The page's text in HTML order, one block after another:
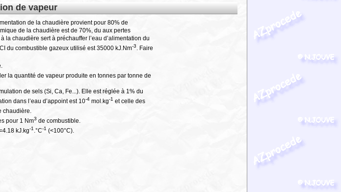
de vapeur
de la chaudière provient pour 80% de
de la chaudière est de 70%, du aux pertes
la chaudière sert à préchauffer l’eau d’alimentation du
du combustible gazeux utilisé est 35000 kJ.Nm-3
. Faire
la quantité de vapeur produite en tonnes par tonne de
de sels (Si, Ca, Fe...). Elle est réglée à 1% du
dans l’eau d’appoint est 10-4 mol.kg-1 et celle des
chaudière.
pour 1 Nm3 de combustible.
kJ.kg-1 .°C-1 (<100°C).